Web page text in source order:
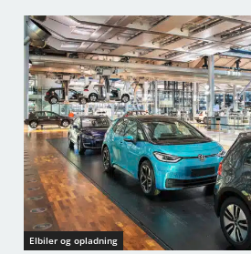
Elbiler og opladning